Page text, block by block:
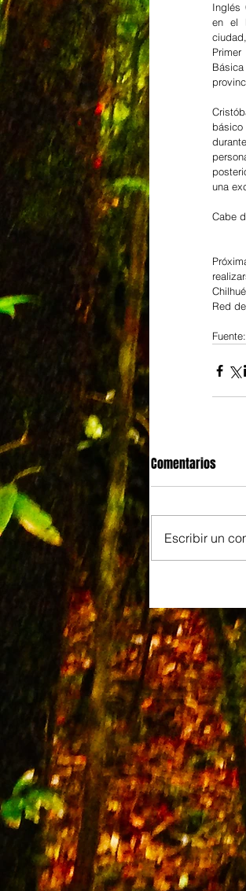
Inglés
en el
una
Cabe
Red
Comentarios
Escribir un